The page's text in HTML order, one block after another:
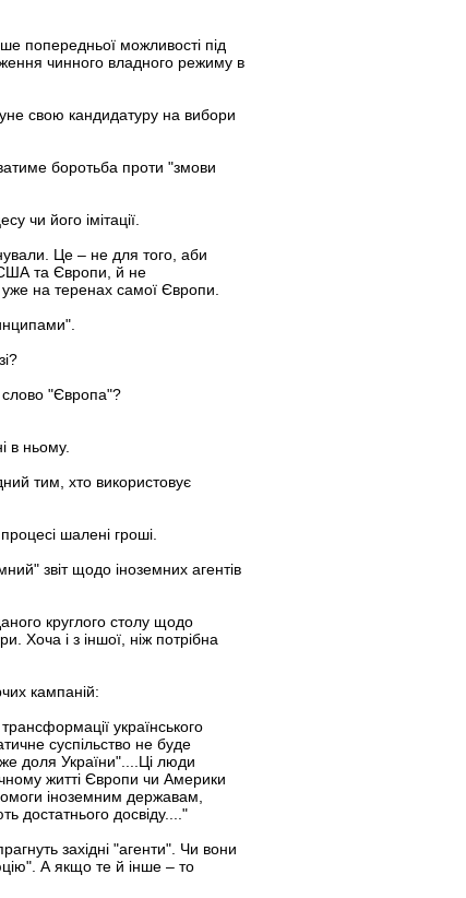
попередньої можливості під
чинного владного режиму в
свою кандидатуру на вибори
боротьба проти "змови
чи його імітації.
Це – не для того, аби
США та Європи, й не
уже на теренах самої Європи.
слово "Європа"?
в ньому.
тим, хто використовує
шалені гроші.
звіт щодо іноземних агентів
круглого столу щодо
Хоча і з іншої, ніж потрібна
кампаній:
українського
суспільство не буде
доля України"....Ці люди
житті Європи чи Америки
іноземним державам,
достатнього досвіду...."
західні "агенти". Чи вони
А якщо те й інше – то